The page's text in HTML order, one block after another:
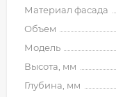
Материал фасада
Объем
Модель
Высота, мм
Глубина, мм